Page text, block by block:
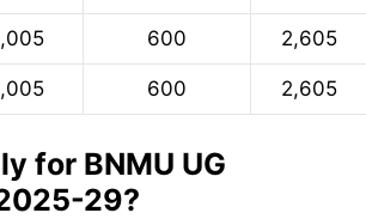
600 2,605
600 2,605
for BNMU UG
29?